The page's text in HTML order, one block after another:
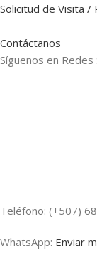
Solicitud de Visita /
Contáctanos
Síguenos en Redes
Teléfono: (+507)
WhatsApp: Enviar